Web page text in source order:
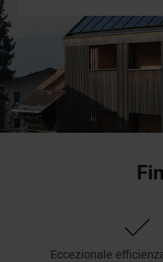
Eccezionale